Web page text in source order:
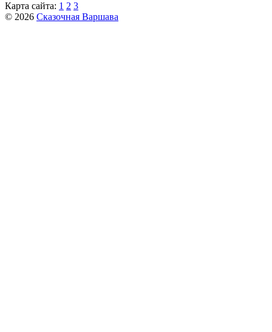
Карта сайта: 1 2 3
© 2026 Сказочная Варшава